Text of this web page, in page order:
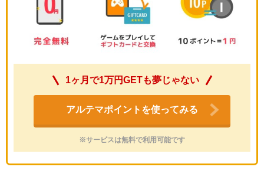
1ヶ月で1万円GETも夢じゃない
アルテマポイントを使ってみる
※サービスは無料で利用可能です